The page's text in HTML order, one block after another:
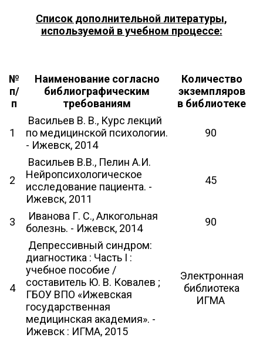
Список дополнительной литературы,
используемой в учебном процессе:
№
п/
п
Наименование согласно
библиографическим
требованиям
Количество
экземпляров
в библиотеке
1
Васильев В. В., Курс лекций
по медицинской психологии.
- Ижевск, 2014
90
2
Васильев В.В., Пелин А.И.
Нейропсихологическое
исследование пациента. -
Ижевск, 2011
45
3
Иванова Г. С., Алкогольная
болезнь. - Ижевск, 2014
90
4
Депрессивный синдром:
диагностика : Часть I :
учебное пособие /
составитель Ю. В. Ковалев ;
ГБОУ ВПО «Ижевская
государственная
медицинская академия». -
Ижевск : ИГМА, 2015
Электронная
библиотека
ИГМА